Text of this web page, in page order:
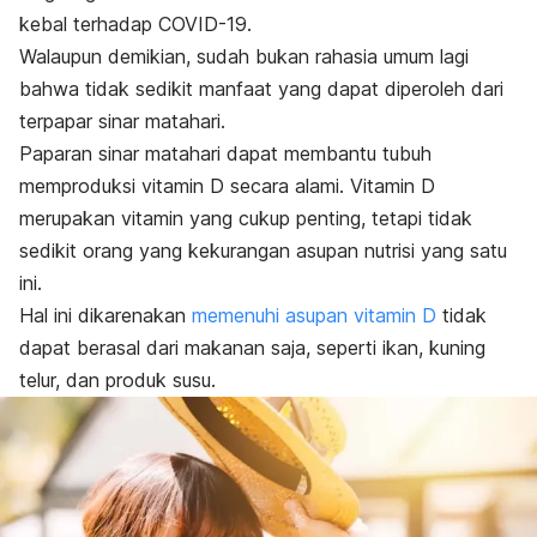
kebal terhadap COVID-19.
Walaupun demikian, sudah bukan rahasia umum lagi
bahwa tidak sedikit manfaat yang dapat diperoleh dari
terpapar sinar matahari.
Paparan sinar matahari dapat membantu tubuh
memproduksi vitamin D secara alami. Vitamin D
merupakan vitamin yang cukup penting, tetapi tidak
sedikit orang yang kekurangan asupan nutrisi yang satu
ini.
Hal ini dikarenakan memenuhi asupan vitamin D tidak
dapat berasal dari makanan saja, seperti ikan, kuning
telur, dan produk susu.